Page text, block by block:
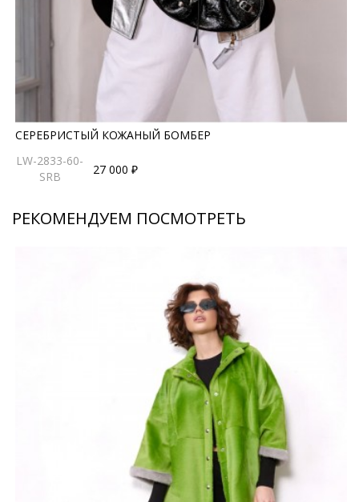
СЕРЕБРИСТЫЙ КОЖАНЫЙ БОМБЕР
LW-2833-60-
SRB
27 000 ₽
РЕКОМЕНДУЕМ ПОСМОТРЕТЬ